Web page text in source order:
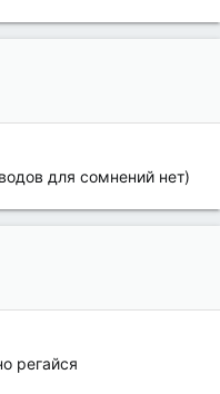
для сомнений нет)
регайся